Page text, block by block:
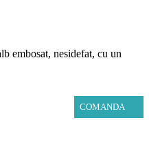
embosat, nesidefat, cu un
COMANDA